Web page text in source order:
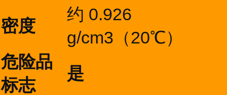
密度
约 0.926
g/cm3（20℃）
危险品
标志
是